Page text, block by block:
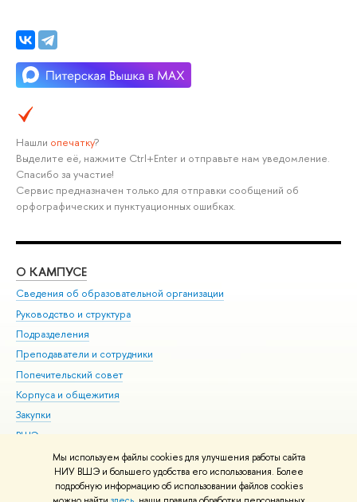
Мы используем файлы cookies для улучшения работы сайта
НИУ ВШЭ и большего удобства его использования. Более
подробную информацию об использовании файлов cookies
Нашли опечатку?
Выделите её, нажмите Ctrl+Enter и отправьте нам уведомление.
Спасибо за участие!
Сервис предназначен только для отправки сообщений об
орфографических и пунктуационных ошибках.
О КАМПУСЕ
Сведения об образовательной организации
Руководство и структура
Подразделения
Преподаватели и сотрудники
Попечительский совет
Корпуса и общежития
Закупки
ВШЭ для студентов с ограниченными возможностями
здоровья и инвалидностью
Версия для слабовидящих
Единая платежная страница